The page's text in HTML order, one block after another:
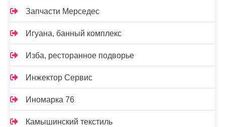
Запчасти Мерседес
Игуана, банный комплекс
Изба, ресторанное подворье
Инжектор Сервис
Иномарка 76
Камышинский текстиль